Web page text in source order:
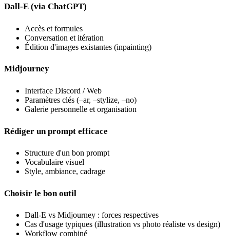
Dall-E (via ChatGPT)
Accès et formules
Conversation et itération
Édition d'images existantes (inpainting)
Midjourney
Interface Discord / Web
Paramètres clés (–ar, –stylize, –no)
Galerie personnelle et organisation
Rédiger un prompt efficace
Structure d'un bon prompt
Vocabulaire visuel
Style, ambiance, cadrage
Choisir le bon outil
Dall-E vs Midjourney : forces respectives
Cas d'usage typiques (illustration vs photo réaliste vs design)
Workflow combiné